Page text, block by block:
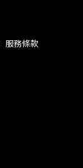
服務條款